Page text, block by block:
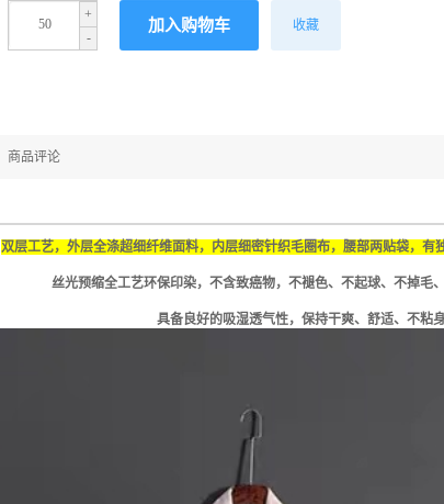
-
+
收藏
商品评论
双层工艺，外层全涤超细纤维面料，内层细密针织毛圈布，腰部两贴袋，有
丝光预缩全工艺环保印染，不含致癌物，不褪色、不起球、不掉毛
具备良好的吸湿透气性，保持干爽、舒适、不粘